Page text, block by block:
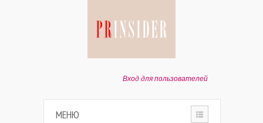
Вход для пользователей
МЕНЮ